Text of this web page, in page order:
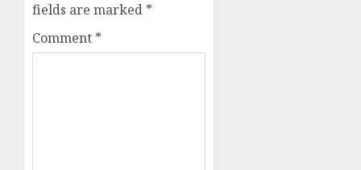
fields are marked *
Comment *